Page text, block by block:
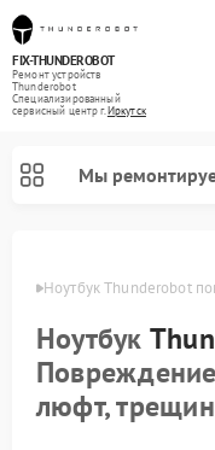
FIX-THUNDEROBOT
Ремонт устройств
Thunderobot
Специализированный
cервисный центр г.Иркутск
Мы
Ноутбук Thunderobot
Ноутбук
люфт,